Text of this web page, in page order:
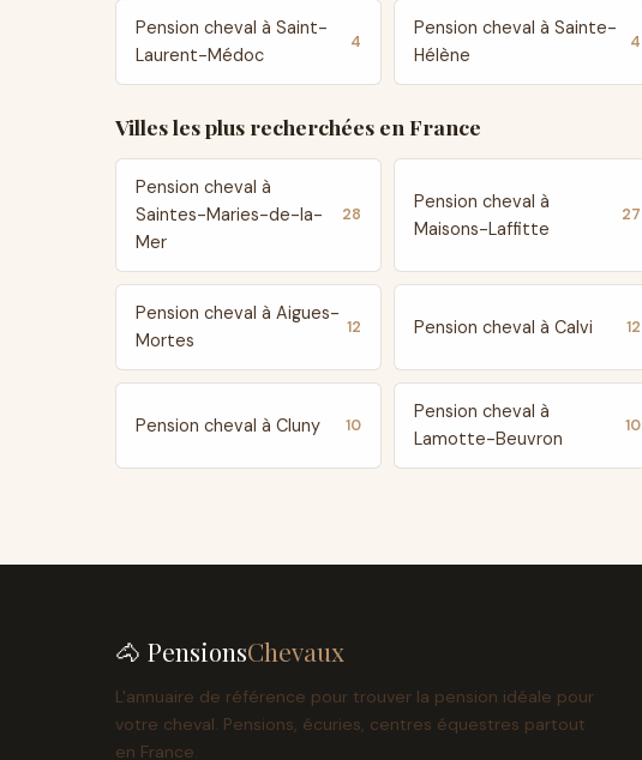
Pension cheval à Saint-
Laurent-Médoc
4
Pension cheval à Sainte-
Hélène
4
Villes les plus recherchées en France
Pension cheval à
Saintes-Maries-de-la-
Mer
28
Pension cheval à
Maisons-Laffitte
27
Pension cheval à Aigues-
Mortes
12 Pension cheval à Calvi 12
Pension cheval à Cluny 10
Pension cheval à
Lamotte-Beuvron
10
🐴 PensionsChevaux
L'annuaire de référence pour trouver la pension idéale pour
votre cheval. Pensions, écuries, centres équestres partout
en France.